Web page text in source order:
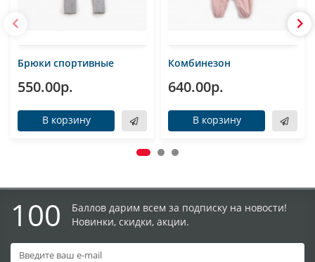
Брюки спортивные
550.00р.
В корзину
Комбинезон
640.00р.
В корзину
100
Баллов дарим всем за подписку на новости!
Новинки, скидки, акции.